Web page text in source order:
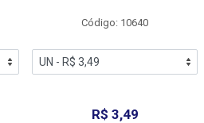
Código: 10640
R$ 3,49